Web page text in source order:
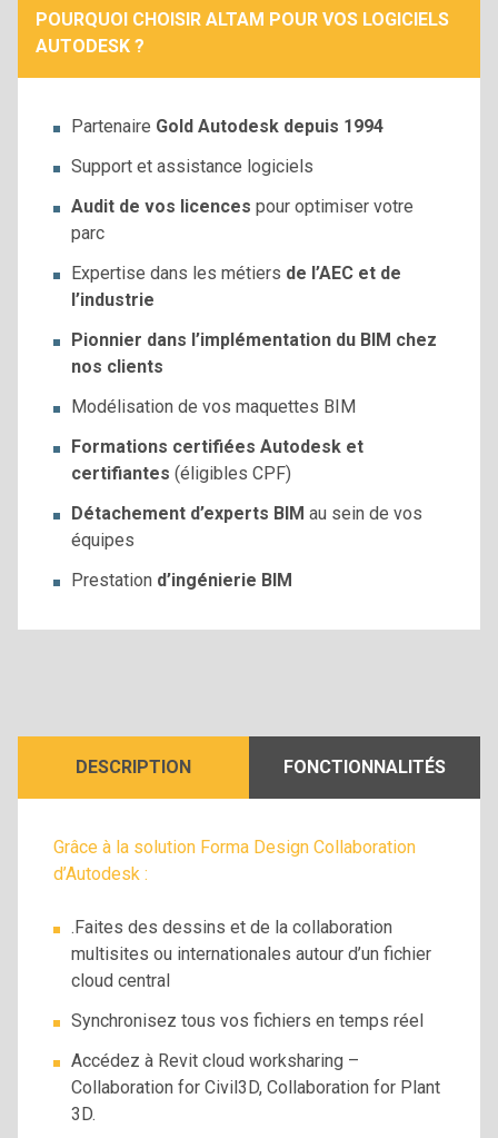
POURQUOI CHOISIR ALTAM POUR VOS LOGICIELS
AUTODESK ?
Partenaire Gold Autodesk depuis 1994
Support et assistance logiciels
Audit de vos licences pour optimiser votre
parc
Expertise dans les métiers de l’AEC et de
l’industrie
Pionnier dans l’implémentation du BIM chez
nos clients
Modélisation de vos maquettes BIM
Formations certifiées Autodesk et
certifiantes (éligibles CPF)
Détachement d’experts BIM au sein de vos
équipes
Prestation d’ingénierie BIM
DESCRIPTION FONCTIONNALITÉS
Grâce à la solution Forma Design Collaboration
d’Autodesk :
.Faites des dessins et de la collaboration
multisites ou internationales autour d’un fichier
cloud central
Synchronisez tous vos fichiers en temps réel
Accédez à Revit cloud worksharing –
Collaboration for Civil3D, Collaboration for Plant
3D.